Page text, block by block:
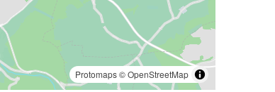
Protomaps©OpenStreetMap